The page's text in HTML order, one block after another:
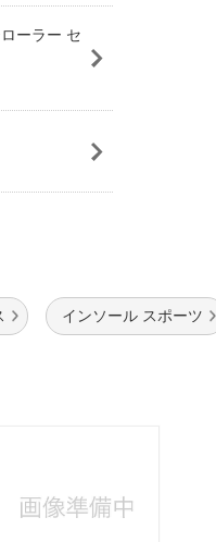
ーラー セ
インソール スポーツ